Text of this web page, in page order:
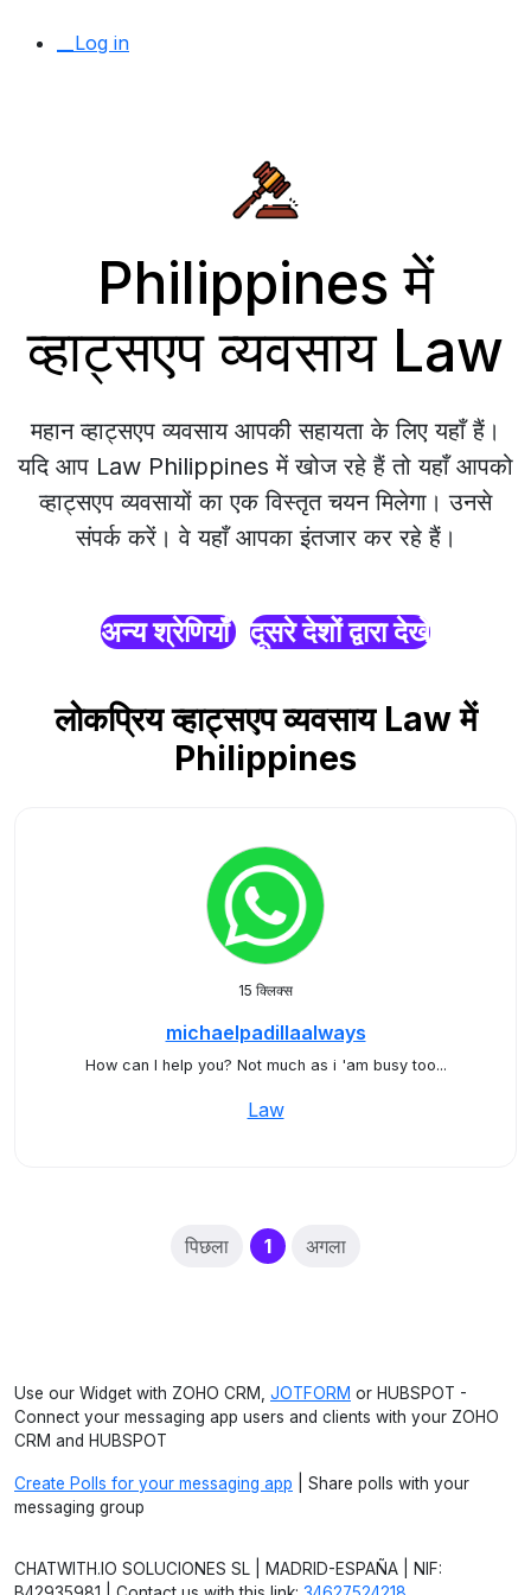
__Log in
Philippines में
व्हाट्सएप व्यवसाय Law
महान व्हाट्सएप व्यवसाय आपकी सहायता के लिए यहाँ हैं।
यदि आप Law Philippines में खोज रहे हैं तो यहाँ आपको
व्हाट्सएप व्यवसायों का एक विस्तृत चयन मिलेगा। उनसे
संपर्क करें। वे यहाँ आपका इंतजार कर रहे हैं।
अन्य श्रेणियाँ दूसरे देशों द्वारा देखें
लोकप्रिय व्हाट्सएप व्यवसाय Law में
Philippines
15 क्लिक्स
michaelpadillaalways
How can I help you? Not much as i 'am busy too...
Law
पिछला 1(current)
अगला
Use our Widget with ZOHO CRM, JOTFORM or HUBSPOT -
Connect your messaging app users and clients with your ZOHO
CRM and HUBSPOT
Create Polls for your messaging app | Share polls with your
messaging group
CHATWITH.IO SOLUCIONES SL | MADRID-ESPAÑA | NIF: